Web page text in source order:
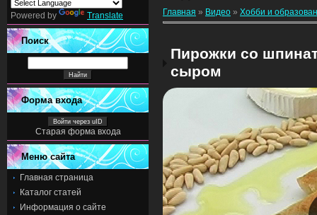
Powered by Translate
Поиск
Форма входа
Войти через uID
Старая форма входа
Меню сайта
Главная страница
Каталог статей
Информация о сайте
Главная » Видео » Хобби и
Пирожки со
сыром